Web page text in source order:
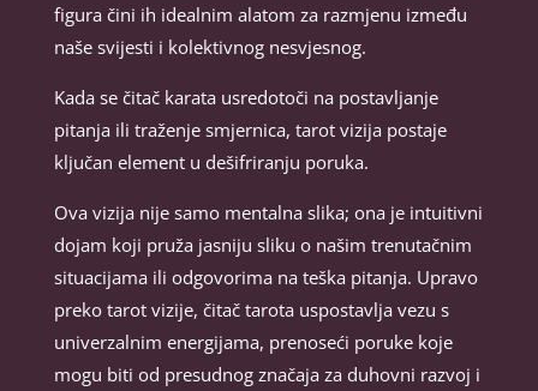
figura čini ih idealnim alatom za razmjenu između
naše svijesti i kolektivnog nesvjesnog.
Kada se čitač karata usredotoči na postavljanje
pitanja ili traženje smjernica, tarot vizija postaje
ključan element u dešifriranju poruka.
Ova vizija nije samo mentalna slika; ona je intuitivni
dojam koji pruža jasniju sliku o našim trenutačnim
situacijama ili odgovorima na teška pitanja. Upravo
preko tarot vizije, čitač tarota uspostavlja vezu s
univerzalnim energijama, prenoseći poruke koje
mogu biti od presudnog značaja za duhovni razvoj i